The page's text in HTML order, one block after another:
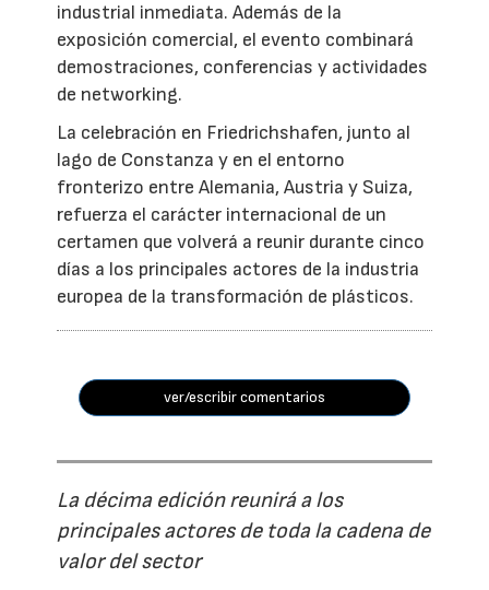
industrial inmediata. Además de la
exposición comercial, el evento combinará
demostraciones, conferencias y actividades
de networking.
La celebración en Friedrichshafen, junto al
lago de Constanza y en el entorno
fronterizo entre Alemania, Austria y Suiza,
refuerza el carácter internacional de un
certamen que volverá a reunir durante cinco
días a los principales actores de la industria
europea de la transformación de plásticos.
ver/escribir comentarios
La décima edición reunirá a los
principales actores de toda la cadena de
valor del sector